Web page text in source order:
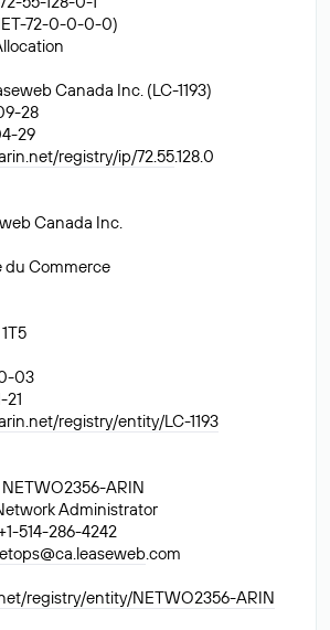
72-0-0-0-0)
Canada Inc. (LC-1193)
28
29
registry/ip/72.55.128.0
Canada Inc.
du Commerce
03
21
registry/entity/LC-1193
ARIN
Administrator
514-286-4242
.com
registry/entity/NETWO2356-ARIN